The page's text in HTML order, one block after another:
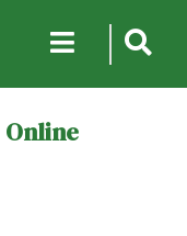
Online